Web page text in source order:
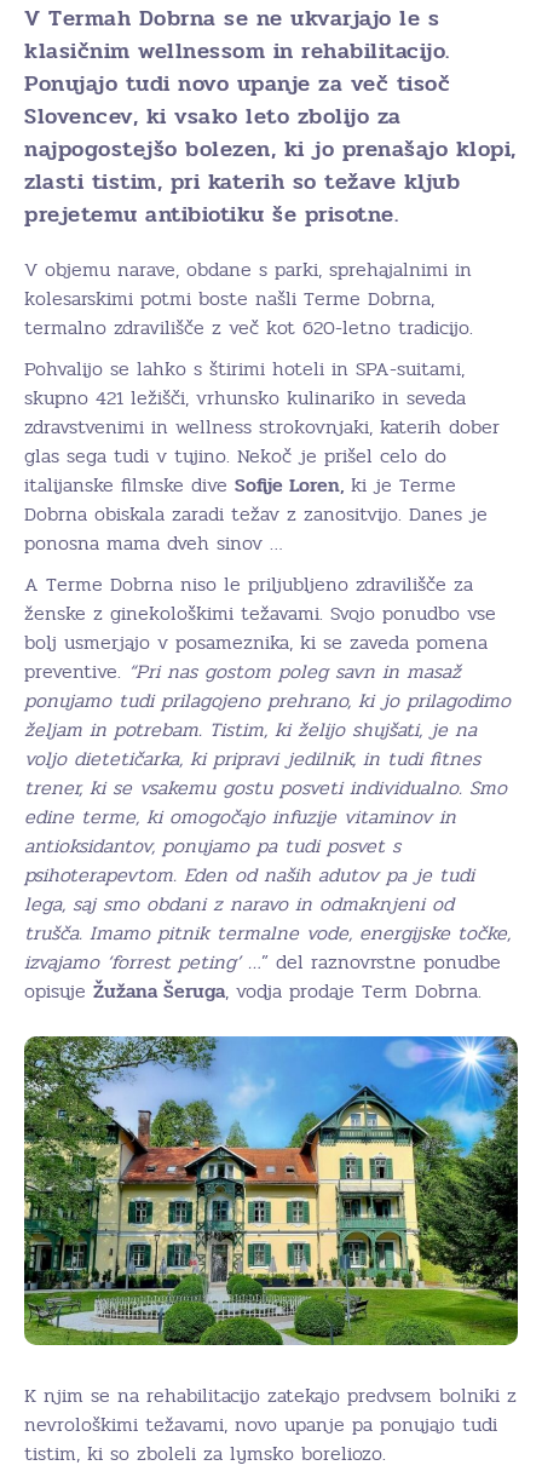
V Termah Dobrna se ne ukvarjajo le s
klasičnim wellnessom in rehabilitacijo.
Ponujajo tudi novo upanje za več tisoč
Slovencev, ki vsako leto zbolijo za
najpogostejšo bolezen, ki jo prenašajo klopi,
zlasti tistim, pri katerih so težave kljub
prejetemu antibiotiku še prisotne.
V objemu narave, obdane s parki, sprehajalnimi in
kolesarskimi potmi boste našli Terme Dobrna,
termalno zdravilišče z več kot 620-letno tradicijo.
Pohvalijo se lahko s štirimi hoteli in SPA-suitami,
skupno 421 ležišči, vrhunsko kulinariko in seveda
zdravstvenimi in wellness strokovnjaki, katerih dober
glas sega tudi v tujino. Nekoč je prišel celo do
italijanske filmske dive Sofije Loren, ki je Terme
Dobrna obiskala zaradi težav z zanositvijo. Danes je
ponosna mama dveh sinov …
A Terme Dobrna niso le priljubljeno zdravilišče za
ženske z ginekološkimi težavami. Svojo ponudbo vse
bolj usmerjajo v posameznika, ki se zaveda pomena
preventive. “Pri nas gostom poleg savn in masaž
ponujamo tudi prilagojeno prehrano, ki jo prilagodimo
željam in potrebam. Tistim, ki želijo shujšati, je na
voljo dietetičarka, ki pripravi jedilnik, in tudi fitnes
trener, ki se vsakemu gostu posveti individualno. Smo
edine terme, ki omogočajo infuzije vitaminov in
antioksidantov, ponujamo pa tudi posvet s
psihoterapevtom. Eden od naših adutov pa je tudi
lega, saj smo obdani z naravo in odmaknjeni od
trušča. Imamo pitnik termalne vode, energijske točke,
izvajamo ‘forrest peting’ …” del raznovrstne ponudbe
opisuje Žužana Šeruga, vodja prodaje Term Dobrna.
K njim se na rehabilitacijo zatekajo predvsem bolniki z
nevrološkimi težavami, novo upanje pa ponujajo tudi
tistim, ki so zboleli za lymsko boreliozo.